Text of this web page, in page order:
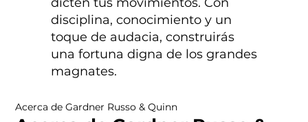
Acerca de Gardner Russo & Quinn
dicten tus movimientos. Con
disciplina, conocimiento y un
toque de audacia, construirás
una fortuna digna de los grandes
magnates.